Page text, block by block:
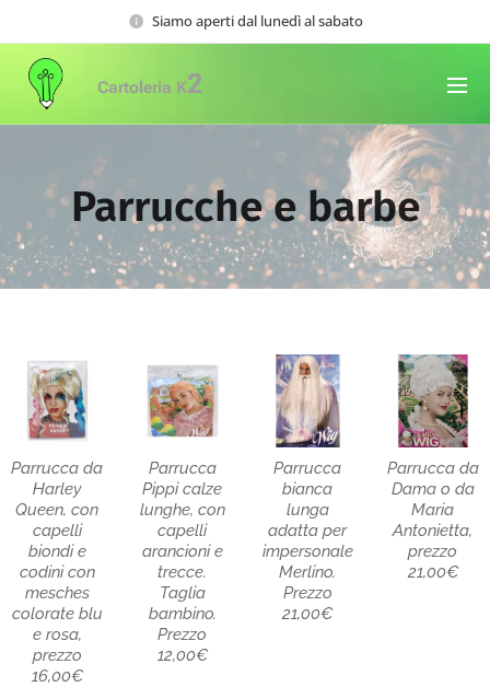
Siamo aperti dal lunedì al sabato
Cartoleria K2
Parrucche e barbe
Parrucca da
Harley
Queen, con
capelli
biondi e
codini con
mesches
colorate blu
e rosa,
prezzo
16,00€
Parrucca
Pippi calze
lunghe, con
capelli
arancioni e
trecce.
Taglia
bambino.
Prezzo
12,00€
Parrucca
bianca
lunga
adatta per
impersonale
Merlino.
Prezzo
21,00€
Parrucca da
Dama o da
Maria
Antonietta,
prezzo
21,00€